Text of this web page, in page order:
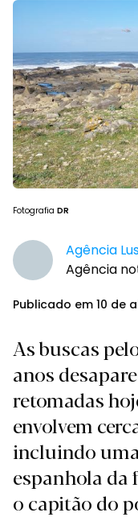
Fotografia DR
Agência
Agência
Publicado em 10 de
As buscas
anos
retomadas
envolvem
incluindo
espanhola da
o capitão do